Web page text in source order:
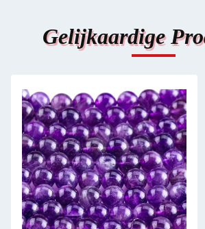
Gelijkaardige